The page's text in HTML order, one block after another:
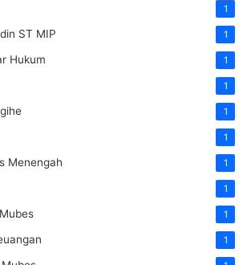
1
ST MIP 1
Hukum 1
1
1
1
Menengah 1
1
1
1